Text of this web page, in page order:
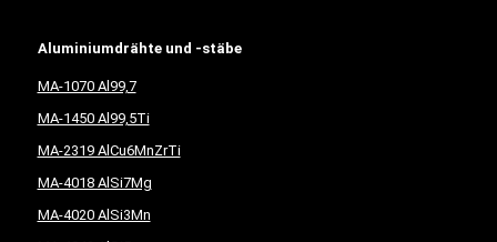
Aluminiumdrähte und -stäbe
MA-1070 Al99,7
MA-1450 Al99,5Ti
MA-2319 AlCu6MnZrTi
MA-4018 AlSi7Mg
MA-4020 AlSi3Mn